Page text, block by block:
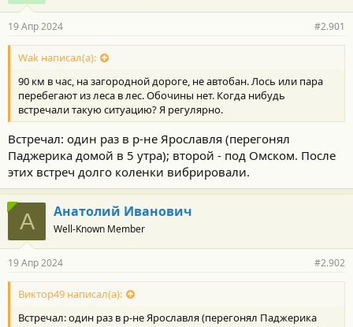
19 Апр 2024 #2.901
Wak написал(а):
90 км в час, на загородной дороге, не автобан. Лось или пара
перебегают из леса в лес. Обочины нет. Когда нибудь
встречали такую ситуацию? Я регулярно.
Встречал: один раз в р-не Ярославля (перегонял
Паджерика домой в 5 утра); второй - под Омском. После
этих встреч долго коленки вибрировали.
А Анатолий Иванович
Well-Known Member
19 Апр 2024 #2.902
Виктор49 написал(а):
Встречал: один раз в р-не Ярославля (перегонял Паджерика